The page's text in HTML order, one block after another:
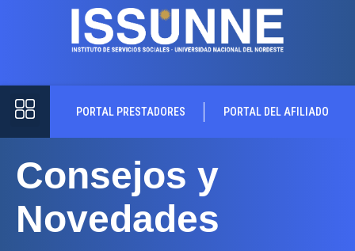
PORTAL PRESTADORES PORTAL DEL AFILIADO
Consejos y
Novedades